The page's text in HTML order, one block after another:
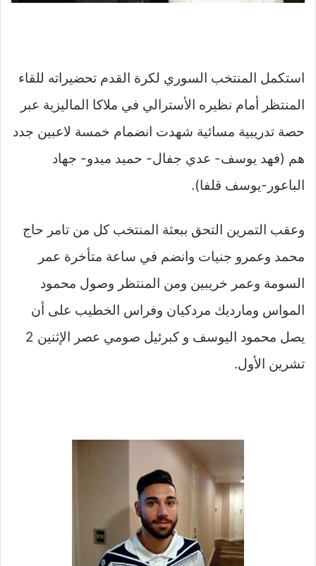
استكمل المنتخب السوري لكرة القدم تحضيراته للقاء
المنتظر أمام نظيره الأسترالي في ملاكا الماليزية عبر
حصة تدريبية مسائية شهدت انضمام خمسة لاعبين جدد
هم (فهد يوسف- عدي جفال- حميد ميدو- جهاد
الباعور-يوسف قلفا).
وعقب التمرين التحق ببعثة المنتخب كل من تامر حاج
محمد وعمرو جنيات وانضم في ساعة متأخرة عمر
السومة وعمر خريبين ومن المنتظر وصول محمود
المواس ومارديك مردكيان وفراس الخطيب على أن
يصل محمود اليوسف و كبرئيل صومي عصر الإثنين 2
تشرين الأول.